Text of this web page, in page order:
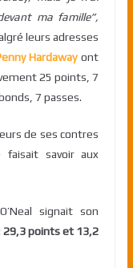
ma famille”,
leurs adresses
Hardawayont
25 points, 7
7 passes.
de ses contres
savoir aux
signait son
29,3 points et 13,2